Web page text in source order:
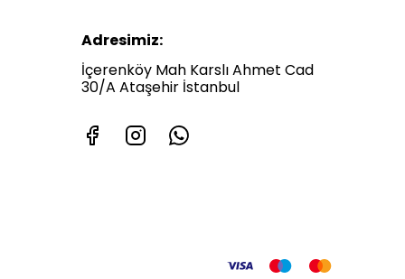
Adresimiz:
İçerenköy Mah Karslı Ahmet Cad
30/A Ataşehir İstanbul